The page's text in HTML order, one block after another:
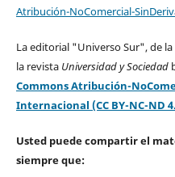
Atribución-NoComercial-
La editorial "Universo Sur", de
la revista Universidad y Sociedad
Commons Atribución-
Internacional (CC BY-NC-ND
Usted puede compartir el
siempre que: